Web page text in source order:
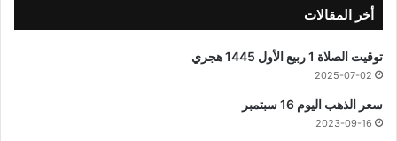
أخر المقالات
توقيت الصلاة 1 ربيع الأول 1445 هجري
2025-07-02
سعر الذهب اليوم 16 سبتمبر
2023-09-16